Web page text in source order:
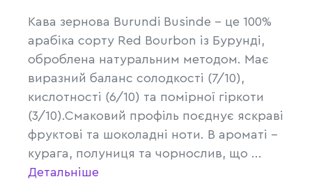
Кава зернова Burundi Businde – це 100%
арабіка сорту Red Bourbon із Бурунді,
оброблена натуральним методом. Має
виразний баланс солодкості (7/10),
кислотності (6/10) та помірної гіркоти
(3/10).Смаковий профіль поєднує яскраві
фруктові та шоколадні ноти. В ароматі –
курага, полуниця та чорнослив, що ...
Детальніше